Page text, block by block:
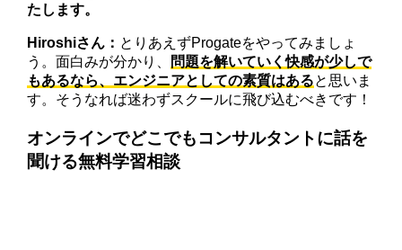
たします。
Hiroshiさん： とりあえずProgateをやってみましょ
う。面白みが分かり、 問題を解いていく快感が少しで
もあるなら、エンジニアとしての素質はあると思いま
す。そうなれば迷わずスクールに飛び込むべきです！
オンラインでどこでもコンサルタントに話を
聞ける無料学習相談